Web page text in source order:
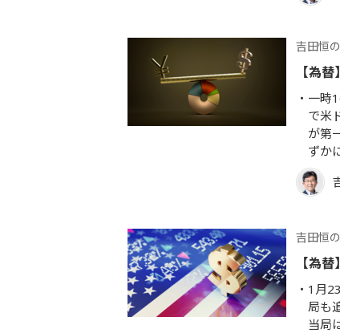
吉田恒
【為
一時
で米
が第
ずか
吉田恒
【為
1月
局も
当局